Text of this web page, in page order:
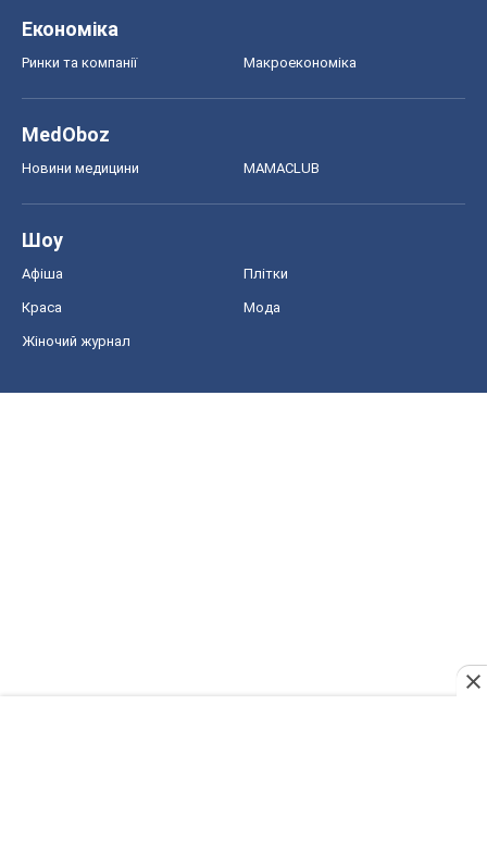
Економіка
Ринки та компанії Макроекономіка
MedOboz
Новини медицини MAMACLUB
Шоу
Афіша Плітки
Краса Мода
Жіночий журнал